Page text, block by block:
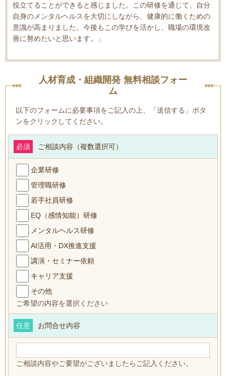
役立てることができると感じました。この研修を通じて、自分
自身のメンタルヘルスを大切にしながら、健康的に働くための
意識が高まりました。今後もこの学びを活かし、職場の環境改
善に努めたいと思います。」
人材育成・組織開発 無料相談フォー
ム
以下のフォームに必要事項をご記入の上、「送信する」ボタ
ンをクリックしてください。
ご相談内容（複数選択可）
必須
企業研修
管理職研修
若手社員研修
EQ（感情知能）研修
メンタルヘルス研修
AI活用・DX推進支援
講演・セミナー依頼
キャリア支援
その他
ご希望の内容を選択ください
お問合せ内容
任意
ご相談内容やご要望がございましたらご記入ください。